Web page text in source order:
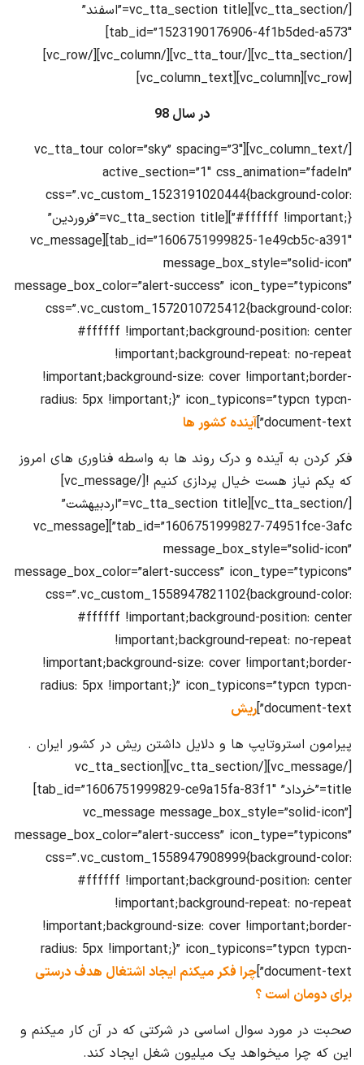
[/vc_tta_section][vc_tta_section title=”اسفند”
tab_id=”1523190176906-4f1b5ded-a573″]
[/vc_tta_section][/vc_tta_tour][/vc_column][/vc_row]
[vc_row][vc_column][vc_column_text]
در سال 98
[/vc_column_text][vc_tta_tour color=”sky” spacing=”3″
active_section=”1″ css_animation=”fadeIn”
css=”.vc_custom_1523191020444{background-color:
#ffffff !important;}”][vc_tta_section title=”فروردین”
tab_id=”1606751999825-1e49cb5c-a391″][vc_message
message_box_style=”solid-icon”
message_box_color=”alert-success” icon_type=”typicons”
css=”.vc_custom_1572010725412{background-color:
#ffffff !important;background-position: center
!important;background-repeat: no-repeat
!important;background-size: cover !important;border-
radius: 5px !important;}” icon_typicons=”typcn typcn-
document-text”] آینده کشور ها
فکر کردن به آینده و درک روند ها به واسطه فناوری های امروز
که یکم نیاز هست خیال پردازی کنیم ![/vc_message]
[/vc_tta_section][vc_tta_section title=”اردبیهشت”
tab_id=”1606751999827-74951fce-3afc”][vc_message
message_box_style=”solid-icon”
message_box_color=”alert-success” icon_type=”typicons”
css=”.vc_custom_1558947821102{background-color:
#ffffff !important;background-position: center
!important;background-repeat: no-repeat
!important;background-size: cover !important;border-
radius: 5px !important;}” icon_typicons=”typcn typcn-
document-text”] ریش
پیرامون استروتایپ ها و دلایل داشتن ریش در کشور ایران .
[/vc_message][/vc_tta_section][vc_tta_section
title=”خرداد” tab_id=”1606751999829-ce9a15fa-83f1″]
[vc_message message_box_style=”solid-icon”
message_box_color=”alert-success” icon_type=”typicons”
css=”.vc_custom_1558947908999{background-color:
#ffffff !important;background-position: center
!important;background-repeat: no-repeat
!important;background-size: cover !important;border-
radius: 5px !important;}” icon_typicons=”typcn typcn-
document-text”] چرا فکر میکنم ایجاد اشتغال هدف درستی
برای دومان است ؟
صحبت در مورد سوال اساسی در شرکتی که در آن کار میکنم و
این که چرا میخواهد یک میلیون شغل ایجاد کند.